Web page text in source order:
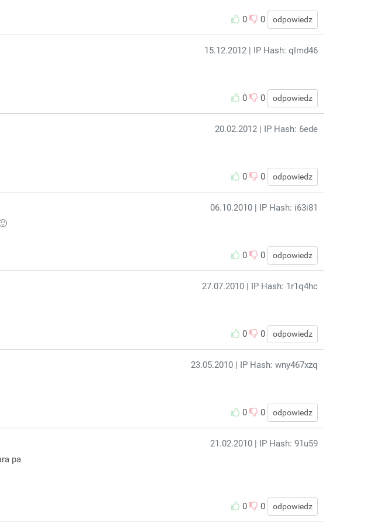
0 0 odpowiedz
15.12.2012 | IP Hash: qlmd46
0 0 odpowiedz
20.02.2012 | IP Hash: 6ede
0 0 odpowiedz
06.10.2010 | IP Hash: i63i81
0 0 odpowiedz
27.07.2010 | IP Hash: 1r1q4hc
0 0 odpowiedz
23.05.2010 | IP Hash: wny467xzq
0 0 odpowiedz
21.02.2010 | IP Hash: 91u59
pa
0
0 odpowiedz